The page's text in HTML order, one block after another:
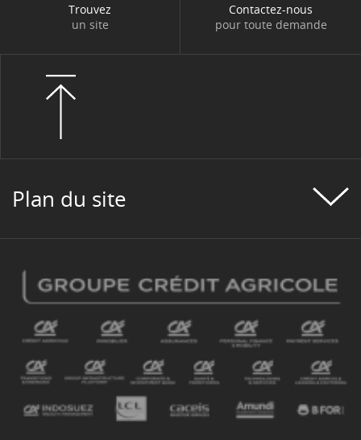
Trouvez
un site
Contactez-nous
pour toute demande
Plan du site